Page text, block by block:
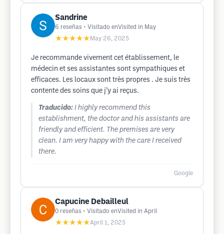
Sandrine
6 reseñas • Visitado enVisited in May
★★★★★ May 26, 2025
Je recommande vivement cet établissement, le
médecin et ses assistantes sont sympathiques et
efficaces. Les locaux sont très propres . Je suis très
contente des soins que j’y ai reçus.
Traducido: I highly recommend this
establishment, the doctor and his assistants are
friendly and efficient. The premises are very
clean. I am very happy with the care I received
there.
Google
Capucine Debailleul
0 reseñas • Visitado enVisited in April
★★★★★April 1, 2025